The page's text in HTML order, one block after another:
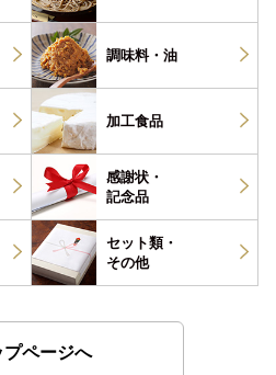
調味料・ 油
加工食品
感謝状・
記念品
セット類・
その他
プページへ